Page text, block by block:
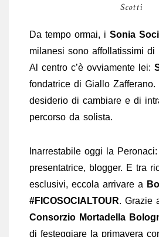
Scotti
Da tempo ormai, i Sonia
milanesi sono affollatissimi di
Al centro c’è ovviamente lei:
fondatrice di Giallo Zafferano.
desiderio di cambiare e di
percorso da solista.
Inarrestabile oggi la
presentatrice, blogger. E tra
esclusivi, eccola arrivare a
#FICOSOCIALTOUR. Grazie
Consorzio Mortadella
di festeggiare la primavera